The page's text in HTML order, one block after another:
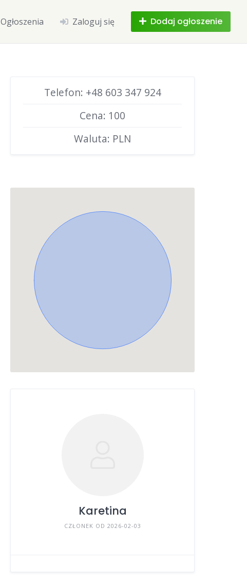
Ogłoszenia Zaloguj się Dodaj ogłoszenie
Telefon: +48 603 347 924
Cena: 100
Waluta: PLN
Karetina
CZŁONEK OD 2026-02-03